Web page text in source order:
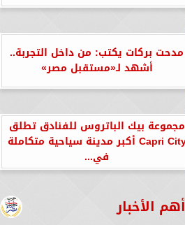
مدحت بركات يكتب: من داخل التجربة..
أشهد لـ«مستقبل مصر»
مجموعة بيك الباتروس للفنادق تطلق
Capri City أكبر مدينة سياحية متكاملة
في...
أهم الأخبار